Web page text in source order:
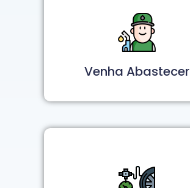
Venha Abastecer